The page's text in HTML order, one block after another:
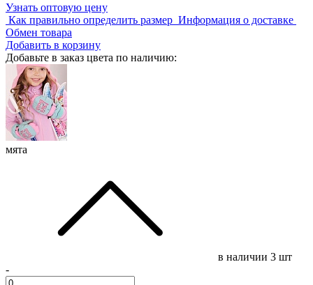
Узнать оптовую цену
Как правильно определить размер Информация о доставке
Обмен товара
Добавить в корзину
Добавьте в заказ цвета по наличию:
мята
в наличии 3 шт
-